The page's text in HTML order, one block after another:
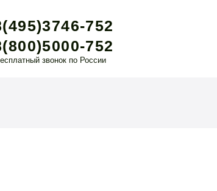
752
752
звонок по России